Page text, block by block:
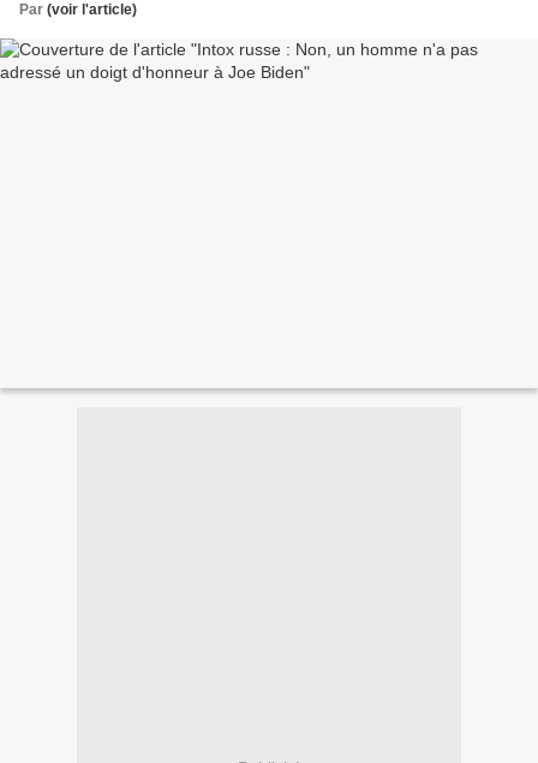
Par (voir l'article)